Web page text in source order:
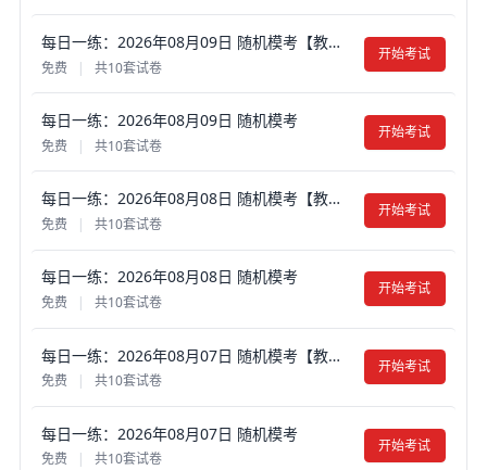
每日一练：2026年08月09日 随机模考【教师考试】
免费 | 共10套试卷
开始考试
每日一练：2026年08月09日 随机模考
免费 | 共10套试卷
开始考试
每日一练：2026年08月08日 随机模考【教师考试】
免费 | 共10套试卷
开始考试
每日一练：2026年08月08日 随机模考
免费 | 共10套试卷
开始考试
每日一练：2026年08月07日 随机模考【教师考试】
免费 | 共10套试卷
开始考试
每日一练：2026年08月07日 随机模考
免费 | 共10套试卷
开始考试